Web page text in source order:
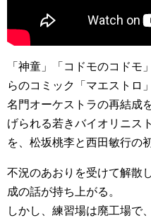
「神童」「コドモのコドモ
らのコミック「マエストロ
名門オーケストラの再結成
げられる若きバイオリニス
を、松坂桃李と西田敏行の
不況のあおりを受けて解散
成の話が持ち上がる。
しかし、練習場は廃工場で